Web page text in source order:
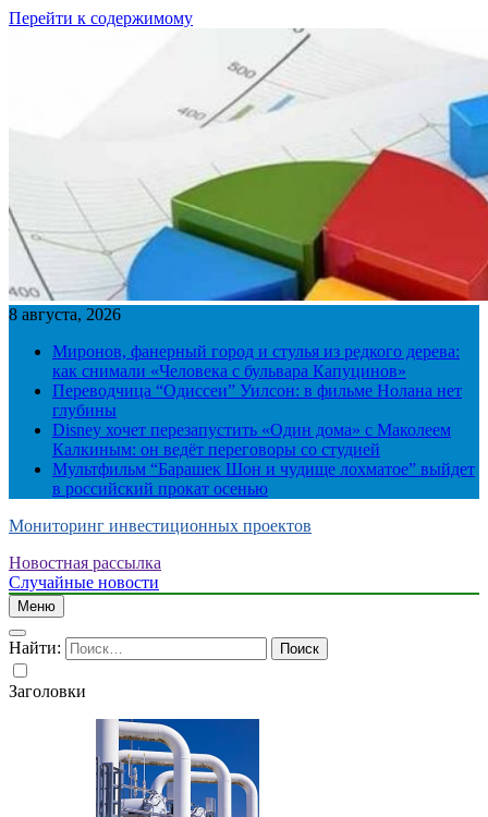
Перейти к содержимому
8 августа, 2026
Миронов, фанерный город и стулья из редкого дерева:
как снимали «Человека с бульвара Капуцинов»
Переводчица “Одиссеи” Уилсон: в фильме Нолана нет
глубины
Disney хочет перезапустить «Один дома» с Маколеем
Калкиным: он ведёт переговоры со студией
Мультфильм “Барашек Шон и чудище лохматое” выйдет
в российский прокат осенью
Мониторинг инвестиционных проектов
Новостная рассылка
Случайные новости
Меню
Найти:
Заголовки